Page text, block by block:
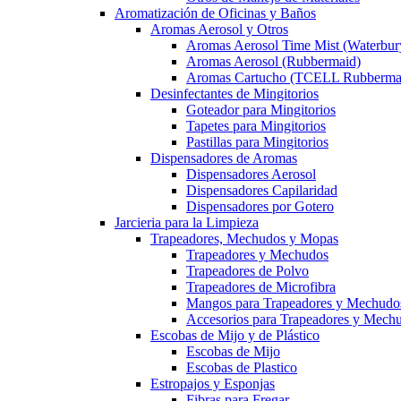
Aromatización de Oficinas y Baños
Aromas Aerosol y Otros
Aromas Aerosol Time Mist
Aromas Aerosol (Rubbermaid)
Aromas Cartucho (TCELL
Desinfectantes de Mingitorios
Goteador para Mingitorios
Tapetes para Mingitorios
Pastillas para Mingitorios
Dispensadores de Aromas
Dispensadores Aerosol
Dispensadores Capilaridad
Dispensadores por Gotero
Jarcieria para la Limpieza
Trapeadores, Mechudos y Mopas
Trapeadores y Mechudos
Trapeadores de Polvo
Trapeadores de Microfibra
Mangos para Trapeadores y
Accesorios para Trapeadores y
Escobas de Mijo y de Plástico
Escobas de Mijo
Escobas de Plastico
Estropajos y Esponjas